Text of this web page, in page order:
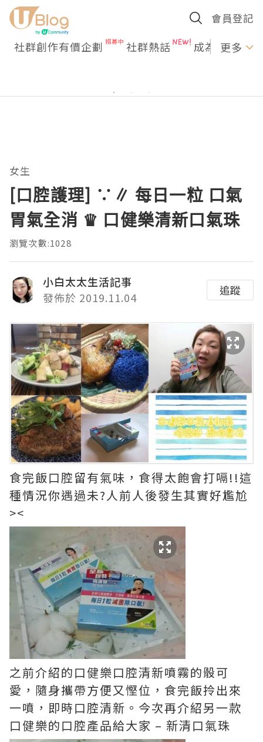
會員登記
社群創作有價企劃 社群熱話 成為U更多
女生
[口腔護理] ∵∥ 每日一粒 口氣
胃氣全消 ♛ 口健樂清新口氣珠
瀏覽次數:1028
小白太太生活記事
發佈於 2019.11.04
追蹤
食完飯口腔留有氣味，食得太飽會打嗝!!這
種情況你遇過未?人前人後發生其實好尷尬
><
之前介紹的口健樂口腔清新噴霧的骰可
愛，隨身攜帶方便又慳位，食完飯拎出來
一噴，即時口腔清新。今次再介紹另一款
口健樂的口腔產品給大家 – 新清口氣珠